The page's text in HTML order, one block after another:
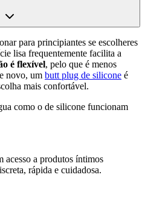
para principiantes se escolheres
lisa frequentemente facilita a
é flexível, pelo que é menos
novo, um butt plug de silicone é
mais confortável.
como o de silicone funcionam
acesso a produtos íntimos
rápida e cuidadosa.